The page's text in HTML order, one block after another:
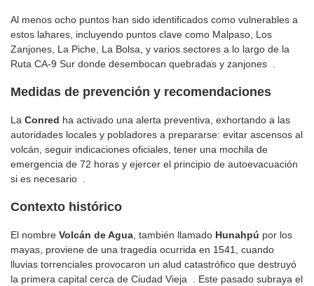
Al menos ocho puntos han sido identificados como vulnerables a
estos lahares, incluyendo puntos clave como Malpaso, Los
Zanjones, La Piche, La Bolsa, y varios sectores a lo largo de la
Ruta CA‑9 Sur donde desembocan quebradas y zanjones .
Medidas de prevención y recomendaciones
La Conred ha activado una alerta preventiva, exhortando a las
autoridades locales y pobladores a prepararse: evitar ascensos al
volcán, seguir indicaciones oficiales, tener una mochila de
emergencia de 72 horas y ejercer el principio de autoevacuación
si es necesario .
Contexto histórico
El nombre Volcán de Agua, también llamado Hunahpú por los
mayas, proviene de una tragedia ocurrida en 1541, cuando
lluvias torrenciales provocaron un alud catastrófico que destruyó
la primera capital cerca de Ciudad Vieja . Este pasado subraya el